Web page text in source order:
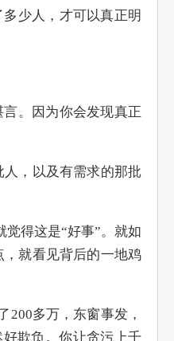
少人，才可以真正明
。因为你会发现真正
，以及有需求的那批
得这是“好事”。就如
就看见背后的一地鸡
多万，东窗事发，
欺负。你让贪污上千